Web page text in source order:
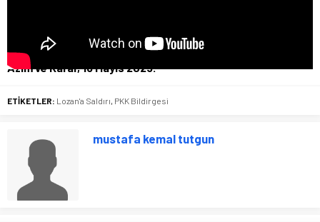
Azim ve Karar, 16 Mayıs 2025.
ETİKETLER: Lozan'a Saldırı, PKK Bildirgesi
mustafa kemal tutgun